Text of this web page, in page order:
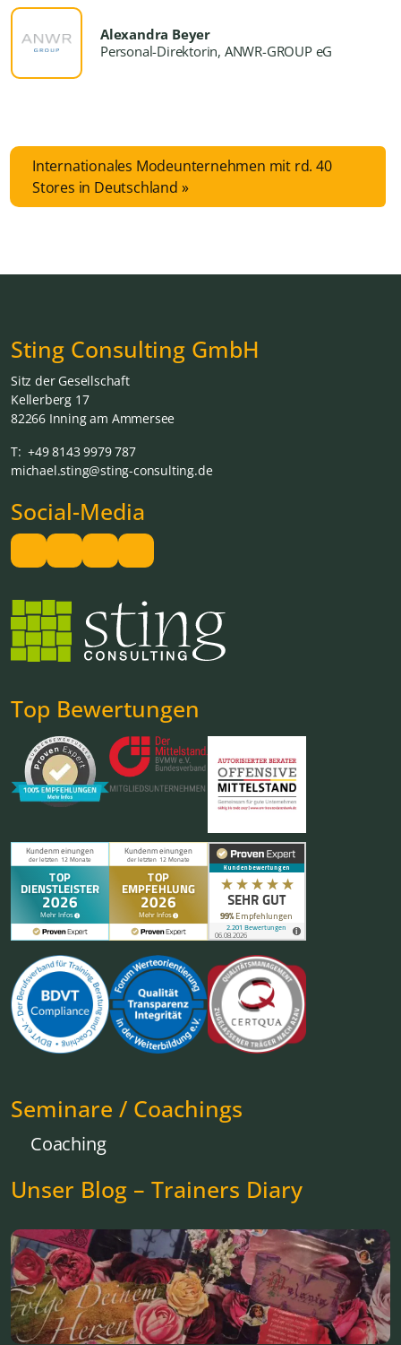
Alexandra Beyer
Personal-Direktorin, ANWR-GROUP eG
Internationales Modeunternehmen mit rd. 40
Stores in Deutschland
Sting Consulting GmbH
Sitz der Gesellschaft
Kellerberg 17
82266 Inning am Ammersee
T: +49 8143 9979 787
michael.sting@sting-consulting.de
Social-Media
Top Bewertungen
Seminare / Coachings
Coaching
Unser Blog – Trainers Diary